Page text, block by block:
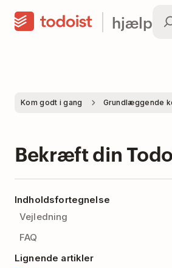
hjælp
Kom godt i gang Grundlæggende
Bekræft din
Indholdsfortegnelse
Vejledning
FAQ
Lignende artikler